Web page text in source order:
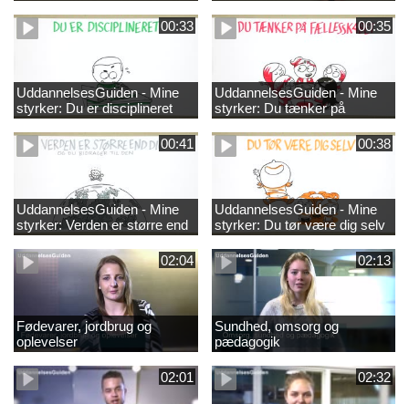
00:33
UddannelsesGuiden - Mine
styrker: Du er disciplineret
00:35
UddannelsesGuiden - Mine
styrker: Du tænker på
fællesskabet
00:41
UddannelsesGuiden - Mine
styrker: Verden er større end
dig og du bidrager til den
00:38
UddannelsesGuiden - Mine
styrker: Du tør være dig selv
02:04
Fødevarer, jordbrug og
oplevelser
02:13
Sundhed, omsorg og
pædagogik
02:01 02:32